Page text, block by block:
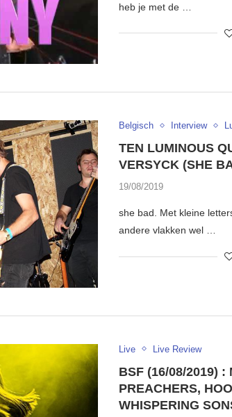
heb je met de …
Belgisch Interview
TEN LUMINOUS
VERSYCK (SHE
19/08/2019
she bad. Met kleine
andere vlakken wel …
Live Live Review
BSF (16/08/2019) :
PREACHERS,
WHISPERING